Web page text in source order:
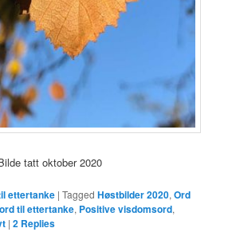
tatt oktober 2020
ettertanke |Tagged Høstbilder 2020,Ord
til ettertanke, Positive visdomsord,
|2 Replies